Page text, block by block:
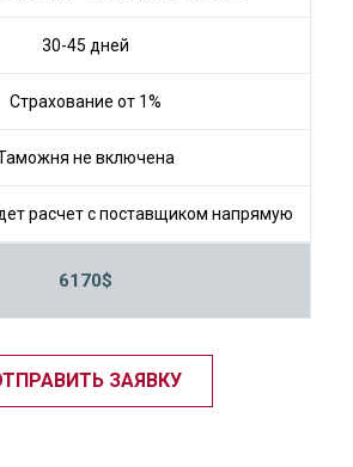
30-45 дней
Страхование от 1%
не включена
расчет с поставщиком напрямую
6170$
ЗАЯВКУ